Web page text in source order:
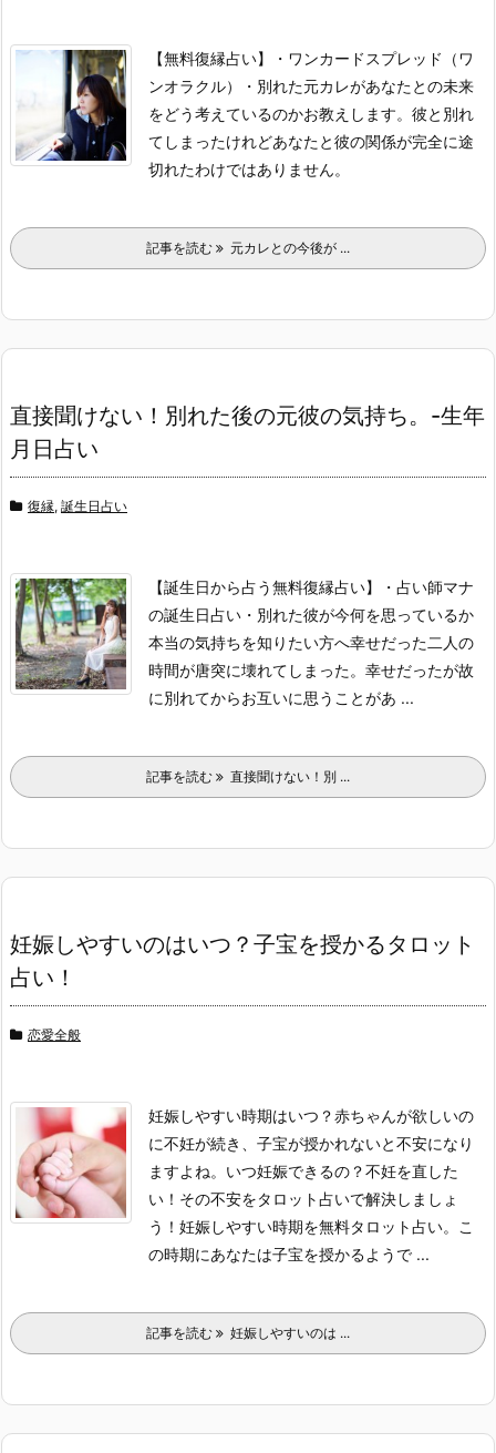
【無料復縁占い】
・ワンカードスプレッド（ワ
ンオラクル）
・別れた元カレがあなたとの未来
をどう考えているのかお教えします。 彼と別れ
てしまったけれどあなたと彼の関係が完全に途
切れたわけではありません。
記事を読む 元カレとの今後が ...
直接聞けない！別れた後の元彼の気持ち。-生年
月日占い
復縁, 誕生日占い
【誕生日から占う無料復縁占い】
・占い師マナ
の誕生日占い ・別れた彼が今何を思っているか
本当の気持ちを知りたい方へ幸せだった二人の
時間が唐突に壊れてしまった。幸せだったが故
に別れてからお互いに思うことがあ ...
記事を読む 直接聞けない！別 ...
妊娠しやすいのはいつ？子宝を授かるタロット
占い！
恋愛全般
妊娠しやすい時期はいつ？赤ちゃんが欲しいの
に不妊が続き、子宝が授かれないと不安になり
ますよね。いつ妊娠できるの？不妊を直した
い！その不安をタロット占いで解決しましょ
う！妊娠しやすい時期を無料タロット占い。こ
の時期にあなたは子宝を授かるようで ...
記事を読む 妊娠しやすいのは ...